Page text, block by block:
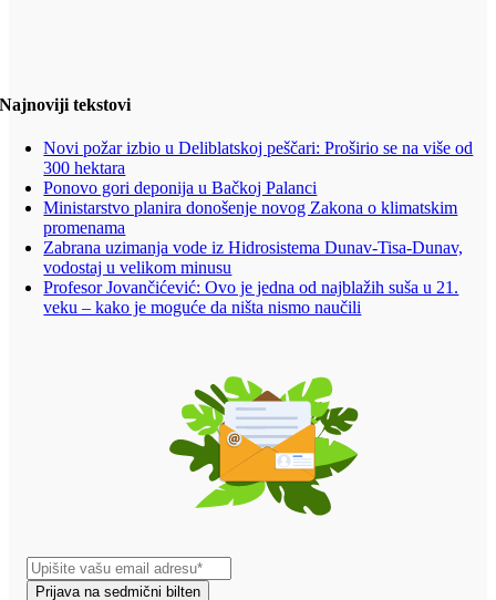
Najnoviji tekstovi
Novi požar izbio u Deliblatskoj peščari: Proširio se na više od
300 hektara
Ponovo gori deponija u Bačkoj Palanci
Ministarstvo planira donošenje novog Zakona o klimatskim
promenama
Zabrana uzimanja vode iz Hidrosistema Dunav-Tisa-Dunav,
vodostaj u velikom minusu
Profesor Jovančićević: Ovo je jedna od najblažih suša u 21.
veku – kako je moguće da ništa nismo naučili
Prijava na sedmični bilten